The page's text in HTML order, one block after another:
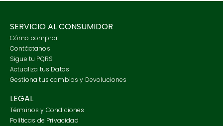
SERVICIO AL CONSUMIDOR
Cómo comprar
Contáctanos
Sigue tu PQRS
Actualiza tus Datos
Gestiona tus cambios y Devoluciones
LEGAL
Términos y Condiciones
Políticas de Privacidad